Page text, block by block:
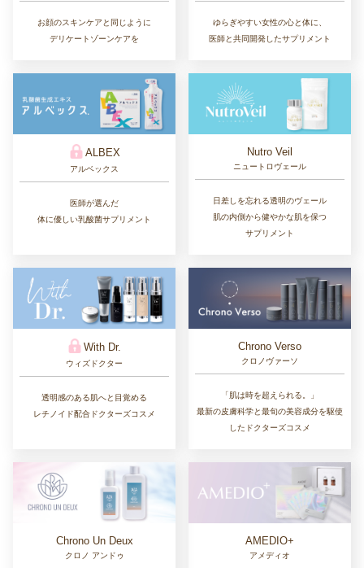
お顔のスキンケアと同じように
デリケートゾーンケアを
ゆらぎやすい女性の心と体に、
医師と共同開発したサプリメント
ALBEX
アルベックス
医師が選んだ
体に優しい乳酸菌サプリメント
Nutro Veil
ニュートロヴェール
日差しを忘れる透明のヴェール
肌の内側から健やかな肌を保つ
サプリメント
With Dr.
ウィズドクター
透明感のある肌へと目覚める
レチノイド配合ドクターズコスメ
Chrono Verso
クロノヴァーソ
「肌は時を超えられる。」
最新の皮膚科学と最旬の美容成分を駆使
したドクターズコスメ
Chrono Un Deux
クロノ アンドゥ
AMEDIO+
アメディオ